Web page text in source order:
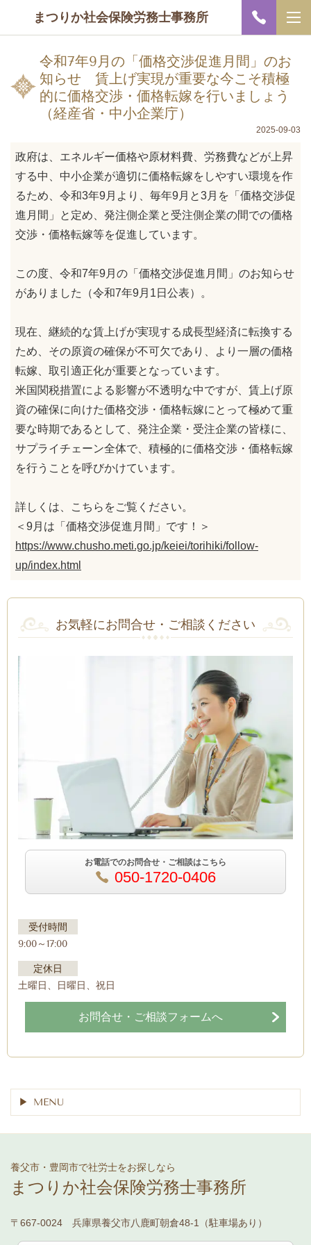
まつりか社会保険労務士事務所
令和7年9月の「価格交渉促進月間」のお
知らせ 賃上げ実現が重要な今こそ積極
的に価格交渉・価格転嫁を行いましょう
（経産省・中小企業庁）
2025-09-03
政府は、エネルギー価格や原材料費、労務費などが上昇
する中、中小企業が適切に価格転嫁をしやすい環境を作
るため、令和3年9月より、毎年9月と3月を「価格交渉促
進月間」と定め、発注側企業と受注側企業の間での価格
交渉・価格転嫁等を促進しています。
この度、令和7年9月の「価格交渉促進月間」のお知らせ
がありました（令和7年9月1日公表）。
現在、継続的な賃上げが実現する成長型経済に転換する
ため、その原資の確保が不可欠であり、より一層の価格
転嫁、取引適正化が重要となっています。
米国関税措置による影響が不透明な中ですが、賃上げ原
資の確保に向けた価格交渉・価格転嫁にとって極めて重
要な時期であるとして、発注企業・受注企業の皆様に、
サプライチェーン全体で、積極的に価格交渉・価格転嫁
を行うことを呼びかけています。
詳しくは、こちらをご覧ください。
＜9月は「価格交渉促進月間」です！＞
https://www.chusho.meti.go.jp/keiei/torihiki/follow-
up/index.html
お気軽にお問合せ・ご相談ください
お電話でのお問合せ・ご相談はこちら
050-1720-0406
受付時間
9:00～17:00
定休日
土曜日、日曜日、祝日
お問合せ・ご相談フォームへ
MENU
養父市・豊岡市で社労士をお探しなら
まつりか社会保険労務士事務所
〒667-0024 兵庫県養父市八鹿町朝倉48-1（駐車場あり）